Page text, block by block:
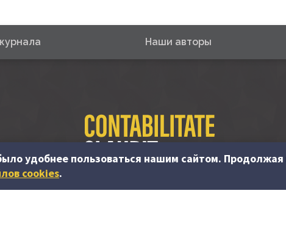
Наши авторы
удобнее пользоваться нашим сайтом. Продолжая
cookies.